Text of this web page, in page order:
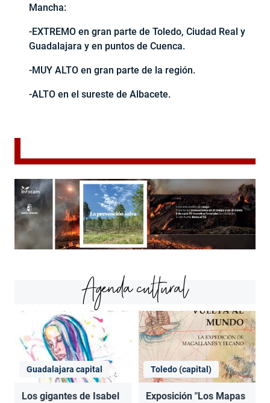
Mancha:
-EXTREMO en gran parte de Toledo, Ciudad Real y
Guadalajara y en puntos de Cuenca.
-MUY ALTO en gran parte de la región.
-ALTO en el sureste de Albacete.
Agenda cultural
Guadalajara capital
Los gigantes de Isabel
Toledo (capital)
Exposición "Los Mapas